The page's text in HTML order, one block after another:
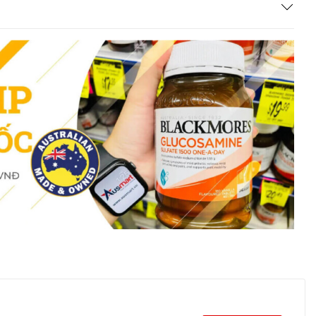
hoá đường, glucose, lipid máu và insullin do đo crom
bị tiểu đường. Crom không chỉ có tác dụng trong việc
tác dụng giúp làm giảm hàm lượng cholesterol có trong
đái tháo đường và mỡ máu.
Healthy Care Sugar Balance Plus trong việc hỗ trợ
hợp sử dụng với một chế độ ăn uống lành mạnh và
uống có đường, trái cây sấy khô, sữa chua hương trái
gạo trắng hoặc các loại mì ống và các loại thức ăn
huyết Healthy Care Sugar Balance Plus